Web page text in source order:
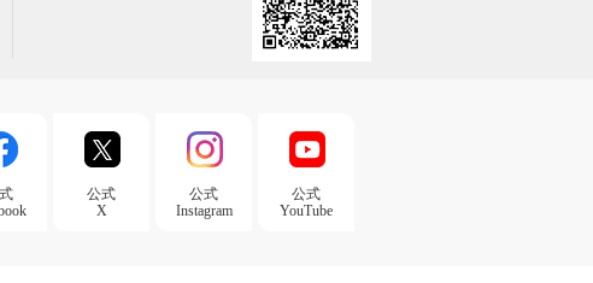
公式
X
公式
Instagram
公式
YouTube